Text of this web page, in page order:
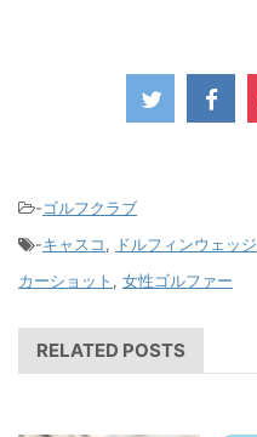
-ゴルフクラブ
-キャスコ, ドルフィンウェッジ
カーショット , 女性ゴルファー
RELATED POSTS